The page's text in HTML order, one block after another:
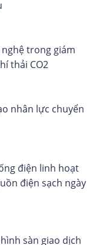
trong giám
thải CO2
nhân lực chuyển
điện linh hoạt
điện sạch ngày
sàn giao dịch